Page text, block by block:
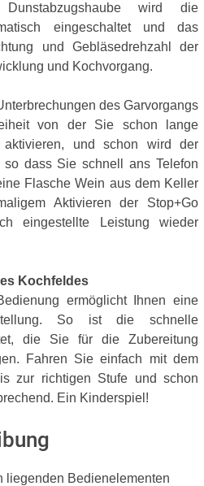
wird die
eingeschaltet und das
und Gebläsedrehzahl der
und Kochvorgang.
des Garvorgangs
von der Sie schon lange
aktivieren, und schon wird der
so dass Sie schnell ans Telefon
Flasche Wein aus dem Keller
Aktivieren der Stop+Go
eingestellte Leistung wieder
Kochfeldes
ermöglicht Ihnen eine
So ist die schnelle
die Sie für die Zubereitung
Fahren Sie einfach mit dem
zur richtigen Stufe und schon
Ein Kinderspiel!
liegenden Bedienelementen